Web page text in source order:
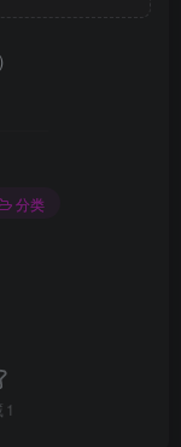
分类
1